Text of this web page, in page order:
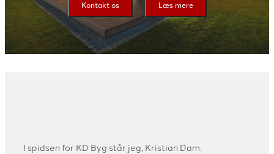
Kontakt os Læs mere
I spidsen for KD Byg står jeg, Kristian Dam.